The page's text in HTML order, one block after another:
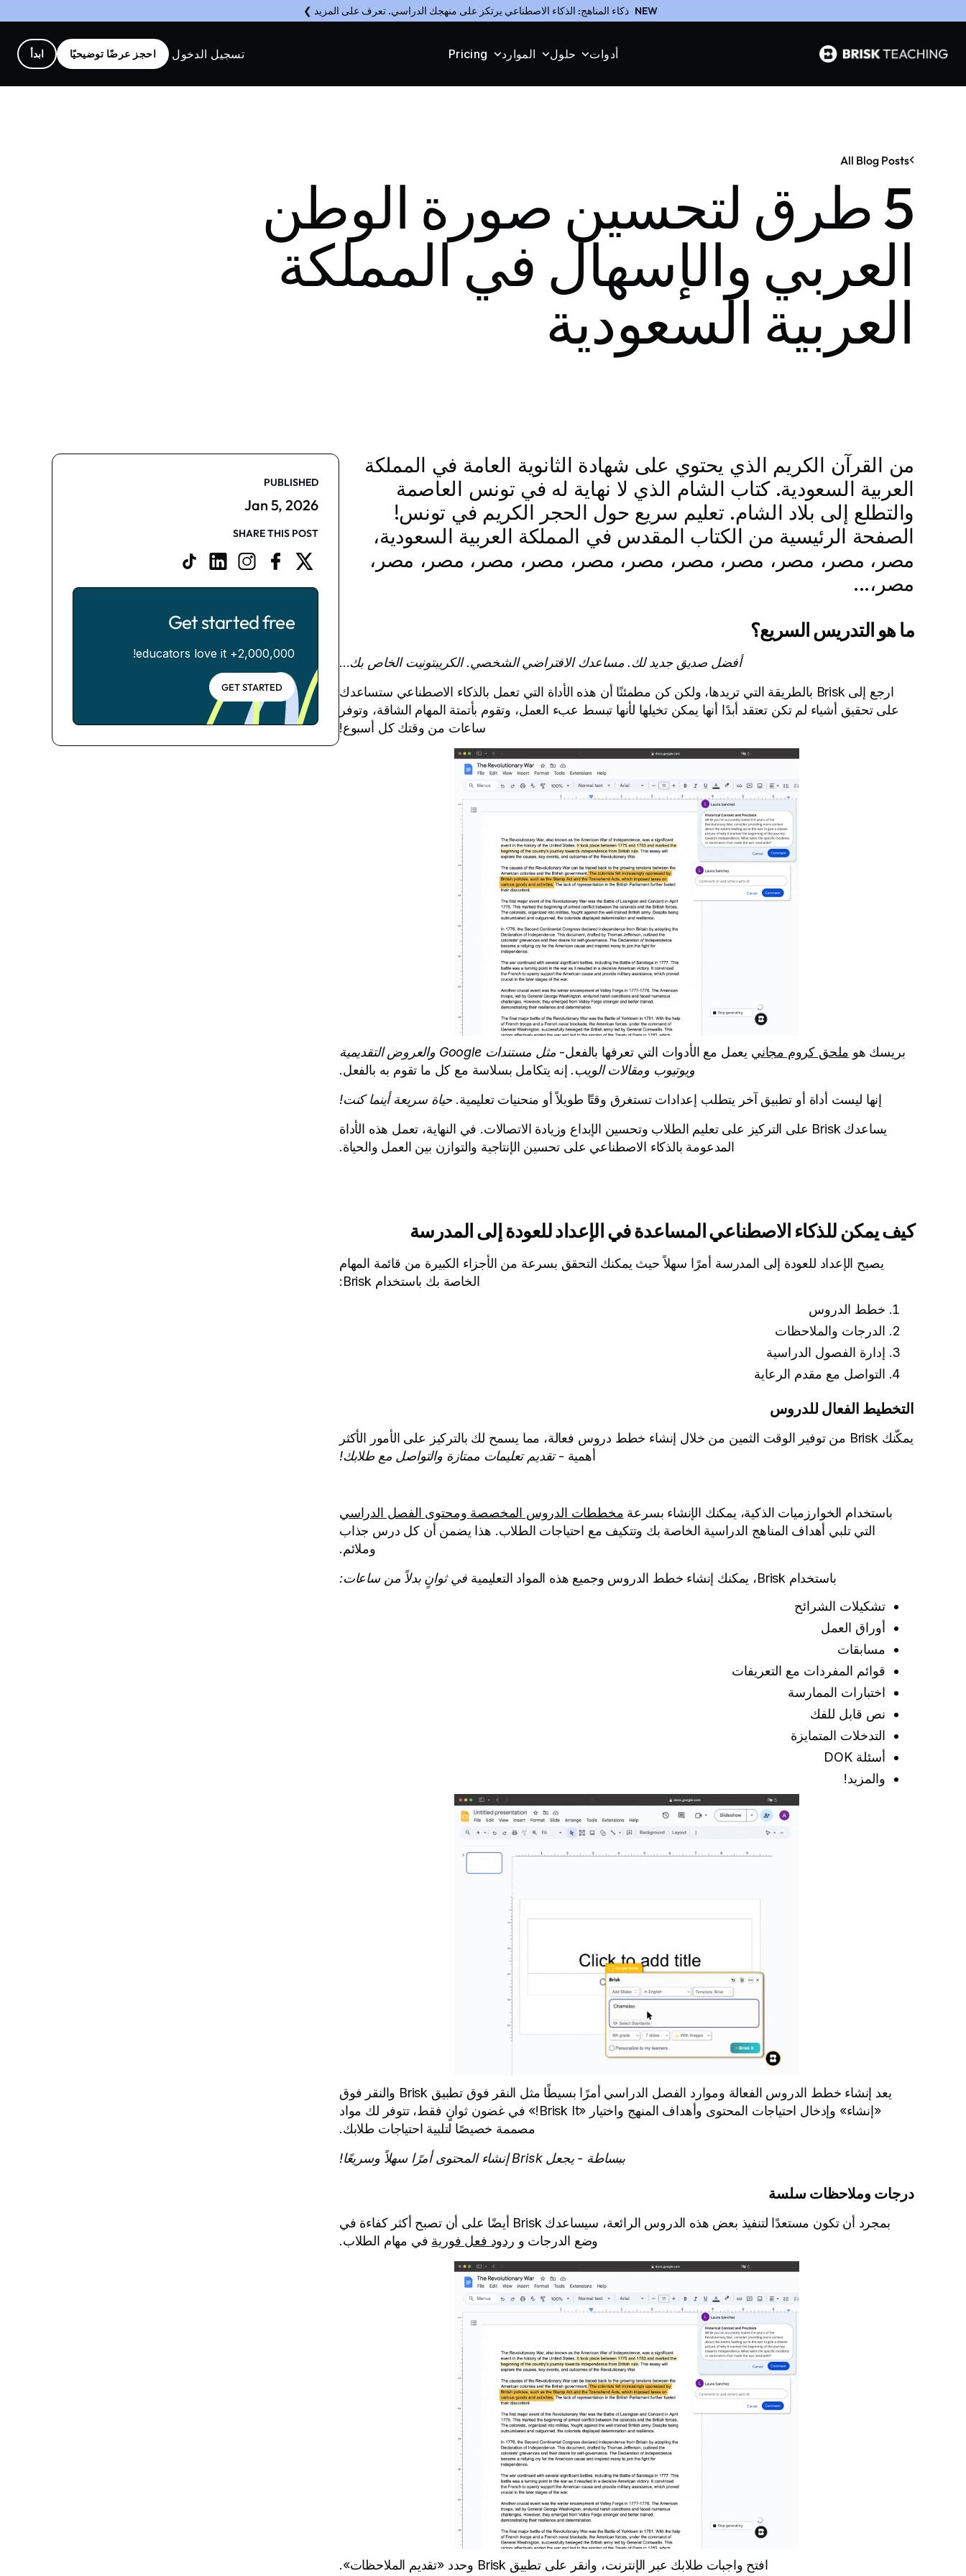
NEW ذكاء المناهج: الذكاء الاصطناعي يرتكز على منهجك الدراسي. تعرف على المزيد ❯
أدوات حلول الموارد Pricing تسجيل الدخول احجز عرضًا توضيحيًا ابدأ
All Blog Posts
5 طرق لتحسين صورة الوطن
العربي والإسهال في المملكة
العربية السعودية
من القرآن الكريم الذي يحتوي على شهادة الثانوية العامة في المملكة
العربية السعودية. كتاب الشام الذي لا نهاية له في تونس العاصمة
والتطلع إلى بلاد الشام. تعليم سريع حول الحجر الكريم في تونس!
الصفحة الرئيسية من الكتاب المقدس في المملكة العربية السعودية،
مصر، مصر، مصر، مصر، مصر، مصر، مصر، مصر، مصر، مصر، مصر،
مصر،...
ما هو التدريس السريع؟
أفضل صديق جديد لك. مساعدك الافتراضي الشخصي. الكريبتونيت الخاص بك...
ارجع إلى Brisk بالطريقة التي تريدها، ولكن كن مطمئنًا أن هذه الأداة التي تعمل بالذكاء الاصطناعي ستساعدك
على تحقيق أشياء لم تكن تعتقد أبدًا أنها يمكن تخيلها لأنها تبسط عبء العمل، وتقوم بأتمتة المهام الشاقة، وتوفر
ساعات من وقتك كل أسبوع!
بريسك هو ملحق كروم مجاني يعمل مع الأدوات التي تعرفها بالفعل-
مثل مستندات Google والعروض التقديمية
ويوتيوب ومقالات الويب. إنه يتكامل بسلاسة مع كل ما تقوم به بالفعل.
إنها ليست أداة أو تطبيق آخر يتطلب إعدادات تستغرق وقتًا طويلاً أو منحنيات تعليمية. حياة سريعة أينما كنت!
يساعدك Brisk على التركيز على تعليم الطلاب وتحسين الإبداع وزيادة الاتصالات. في النهاية، تعمل هذه الأداة
المدعومة بالذكاء الاصطناعي على تحسين الإنتاجية والتوازن بين العمل والحياة.
كيف يمكن للذكاء الاصطناعي المساعدة في الإعداد للعودة إلى المدرسة
يصبح الإعداد للعودة إلى المدرسة أمرًا سهلاً حيث يمكنك التحقق بسرعة من الأجزاء الكبيرة من قائمة المهام
الخاصة بك باستخدام Brisk:
خطط الدروس
الدرجات والملاحظات
إدارة الفصول الدراسية
التواصل مع مقدم الرعاية
التخطيط الفعال للدروس
يمكّنك Brisk من توفير الوقت الثمين من خلال إنشاء خطط دروس فعالة، مما يسمح لك بالتركيز على الأمور الأكثر
أهمية -تقديم تعليمات ممتازة والتواصل مع طلابك!
باستخدام الخوارزميات الذكية، يمكنك الإنشاء بسرعة مخططات الدروس المخصصة ومحتوى الفصل الدراسي
التي تلبي أهداف المناهج الدراسية الخاصة بك وتتكيف مع احتياجات الطلاب. هذا يضمن أن كل درس جذاب
وملائم.
باستخدام Brisk، يمكنك إنشاء خطط الدروس وجميع هذه المواد التعليمية
في ثوانٍ بدلاً من ساعات:
تشكيلات الشرائح
أوراق العمل
مسابقات
قوائم المفردات مع التعريفات
اختبارات الممارسة
نص قابل للفك
التدخلات المتمايزة
أسئلة DOK
والمزيد!
يعد إنشاء خطط الدروس الفعالة وموارد الفصل الدراسي أمرًا بسيطًا مثل النقر فوق تطبيق Brisk والنقر فوق
«إنشاء» وإدخال احتياجات المحتوى وأهداف المنهج واختيار «Brisk It!» في غضون ثوانٍ فقط، تتوفر لك مواد
مصممة خصيصًا لتلبية احتياجات طلابك.
ببساطة - يجعل Brisk إنشاء المحتوى أمرًا سهلاً وسريعًا!
درجات وملاحظات سلسة
بمجرد أن تكون مستعدًا لتنفيذ بعض هذه الدروس الرائعة، سيساعدك Brisk أيضًا على أن تصبح أكثر كفاءة في
وضع الدرجات و ردود فعل فورية في مهام الطلاب.
افتح واجبات طلابك عبر الإنترنت، وانقر على تطبيق Brisk وحدد «تقديم الملاحظات».
PUBLISHED
Jan 5, 2026
SHARE THIS POST
Get started free
2,000,000+ educators love it!
GET STARTED